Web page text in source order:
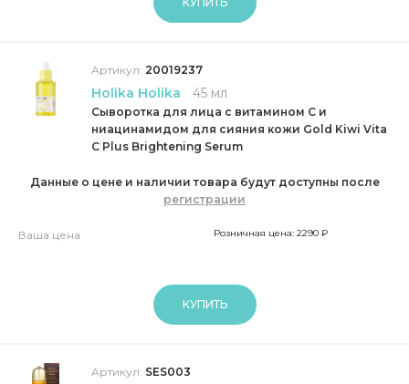
Артикул: 20019237
Holika Holika 45 мл
Сыворотка для лица с витамином С и
ниацинамидом для сияния кожи Gold Kiwi Vita
C Plus Brightening Serum
Данные о цене и наличии товара будут доступны после
регистрации
Ваша цена Розничная цена: 2290 ₽
КУПИТЬ
Артикул: SES003